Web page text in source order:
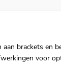
brackets en
voor